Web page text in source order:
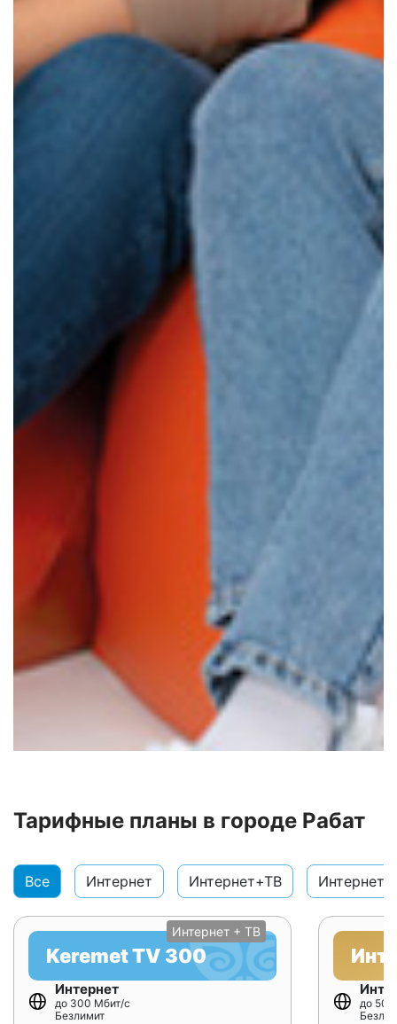
Тарифные планы в городе Рабат
Все Интернет Интернет+ТВ
Интернет + ТВ
Keremet TV 300
Интернет
до 300 Мбит/с
Безлимит
до